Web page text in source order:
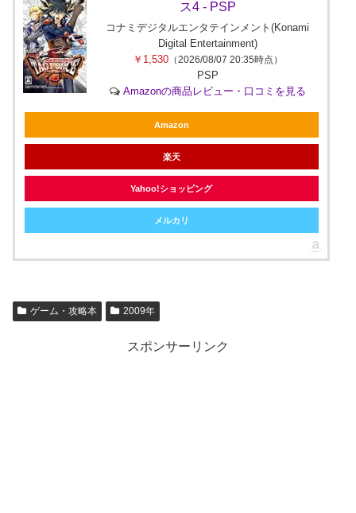
ス4 - PSP
コナミデジタルエンタテインメント(Konami
Digital Entertainment)
￥1,530（2026/08/07 20:35時点）
PSP
Amazonの商品レビュー・口コミを見る
Amazon
楽天
Yahoo!ショッピング
メルカリ
ゲーム・攻略本 2009年
スポンサーリンク